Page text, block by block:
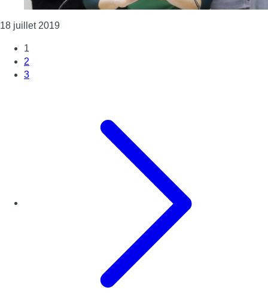
18 juillet 2019Consulter l'article "Elke Van den Brandt devient
1
2
3